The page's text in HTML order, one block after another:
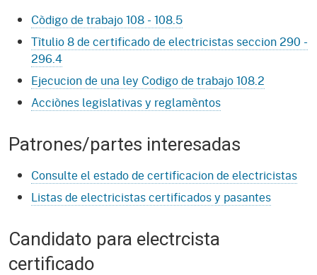
Còdigo de trabajo 108 - 108.5
Tìtulio 8 de certificado de electricistas seccion 290 -
296.4
Ejecucion de una ley Codigo de trabajo 108.2
Acciònes legislativas y reglamèntos
Patrones/partes interesadas
Consulte el estado de certificacion de electricistas
Listas de electricistas certificados y pasantes
Candidato para electrcista
certificado